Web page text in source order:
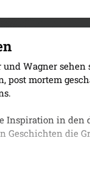
im Wunderland.
Fall von Noelia
Wagners
gefährlich zu
ein Geheimnis,
Ermittler Kessler
und Wagner
post mortem
Inspiration in den
Geschichten die
Ermittlerduo
Wagner